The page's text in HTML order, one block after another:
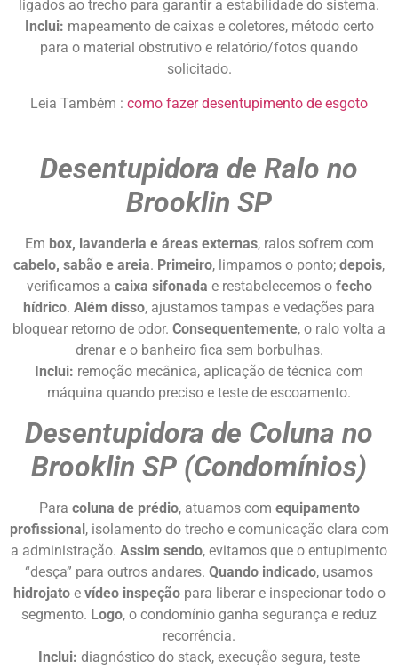
ligados ao trecho para garantir a estabilidade do sistema.
Inclui: mapeamento de caixas e coletores, método certo
para o material obstrutivo e relatório/fotos quando
solicitado.
Leia Também : como fazer desentupimento de esgoto
Desentupidora de Ralo no
Brooklin SP
Em box, lavanderia e áreas externas, ralos sofrem com
cabelo, sabão e areia. Primeiro, limpamos o ponto; depois,
verificamos a caixa sifonada e restabelecemos o fecho
hídrico. Além disso, ajustamos tampas e vedações para
bloquear retorno de odor. Consequentemente, o ralo volta a
drenar e o banheiro fica sem borbulhas.
Inclui: remoção mecânica, aplicação de técnica com
máquina quando preciso e teste de escoamento.
Desentupidora de Coluna no
Brooklin SP (Condomínios)
Para coluna de prédio, atuamos com equipamento
profissional , isolamento do trecho e comunicação clara com
a administração. Assim sendo, evitamos que o entupimento
“desça” para outros andares. Quando indicado, usamos
hidrojatoe vídeo inspeçãopara liberar e inspecionar todo o
segmento. Logo, o condomínio ganha segurança e reduz
recorrência.
Inclui: diagnóstico do stack, execução segura, teste